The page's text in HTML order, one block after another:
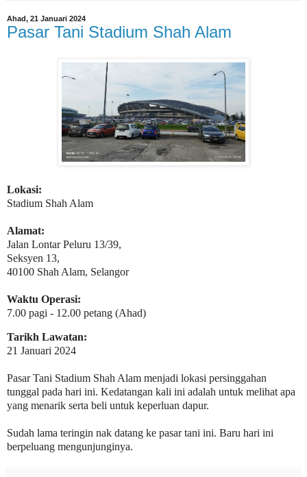
Ahad, 21 Januari 2024
Pasar Tani Stadium Shah Alam
Lokasi:
Stadium Shah Alam
Alamat:
Jalan Lontar Peluru 13/39,
Seksyen 13,
40100 Shah Alam, Selangor
Waktu Operasi:
7.00 pagi - 12.00 petang (Ahad)
Tarikh Lawatan:
21 Januari 2024
Pasar Tani Stadium Shah Alam menjadi lokasi persinggahan
tunggal pada hari ini. Kedatangan kali ini adalah untuk melihat apa
yang menarik serta beli untuk keperluan dapur.
Sudah lama teringin nak datang ke pasar tani ini. Baru hari ini
berpeluang mengunjunginya.